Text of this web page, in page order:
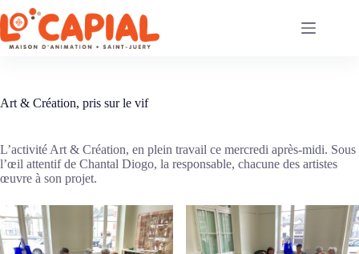
Passer
au
contenu
Art & Création, pris sur le vif
L’activité Art & Création, en plein travail ce mercredi après-midi. Sous
l’œil attentif de Chantal Diogo, la responsable, chacune des artistes
œuvre à son projet.